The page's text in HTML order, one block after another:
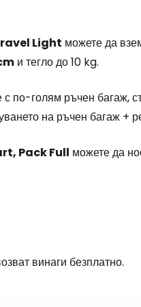
Light можете да
и тегло до 10 kg.
с по-голям ръчен багаж,
на ръчен багаж
Pack Full можете да
винаги безплатно.